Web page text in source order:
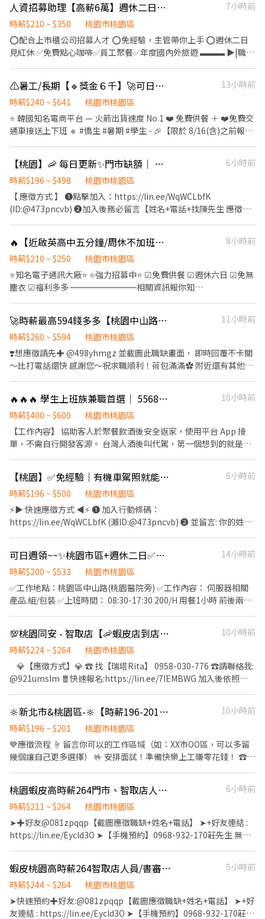
隊，一起賺錢！
5000 ✔️ 免費機車位⇒通勤無憂 免煩惱～ ⋯⋯⋯⋯⋯⋯⋯【職缺內
容】⋯⋯⋯⋯⋯⋯⋯⋯ ☆電子產品加工製造廠☆ 【工作地點】桃園
市桃園區興華路(近龜山工業區) 【工作內容】電子產品加工組包
裝、操機、品管、流動線 【休假制度】週休二日 ⋯⋯⋯【上班時
段】⋯⋯⋯ 早班 ▶️ 08:00-17:00 月約⇒$35,000起~加班可達45k
(依部門規定) •┈┈┈┈┈┈୨୧┈┈┈┈┈┈• 【薪資發放】每月5
號 ⋯⋯⋯⋯⋯⋯⋯【福利制度】⋯⋯⋯⋯⋯⋯⋯⋯ ✅享勞保、健
⋯⋯⋯⋯⋯⋯⋯【立即了解】⋯⋯⋯⋯⋯⋯⋯⋯ 免收仲介費❌不抽
成薪資❌立即預約面試✅️ ✉︎詢問工作➕官方ʟɪɴᴇ好友【@866vpthy】
(記得加@ 找賴’s) 也可點選網址快速加入
⇒https://lin.ee/Q2q32nRH ～加入後務必傳個貼圖 我才能看到喔
人資招募助理【高薪6萬】週休二日✔️獎金領不完✔️國內外旅遊✔️提供免費點心
7小時前
時薪$210 ~ $350
桃園市桃園區
⭕️配合上市櫃公司招募人才 ⭕️免經驗，主管帶你上手 ⭕️週休二日
見紅休 ✅免費點心咖啡✅員工聚餐✅年度國內外旅遊 ▬▬▬ ▶|職缺
假制度：週休二日(休六、日) ➡️工作內容： (1)招募相關流程(電話
說明職務、安排面試) (2)線上官方網站回覆問題 (3)求職平台刊登職
缺上架 (4)員工問題處理/關係維護 (5)每月招募績效達成 (6)主管交
代事項處理 ✔️薪資待遇:➞時薪$210 起薪$36,960～ ✔️過培訓期起薪
禮金、三節禮品(金)、績效/報到獎金等 ✅勞健保、勞退、年終獎
金、年度特休 ▬▬▬ ▶｜快速應徵｜◀ ▬▬▬ 【加好友報名】
https://lin.ee/nsf2q2B 【請留下姓名✚電話✚職缺截圖】 【或電
洽☎】0955028592 周’s 諮詢
⚠️暑工/長期【🔹獎金６千】🚀可日領１５００🎁時薪260🍗免費供餐🚗免費交通車
13小時前
時薪$240 ~ $641
桃園市桃園區
⭐ 韓國知名電商平台 — 火箭出貨速度 No.1 ❤️‍ 免費供餐 ＋ ❤️‍免費交
通車接送上下班 🔹 #僑生 #暑期 #學生 - 🎉【限於 8/16(含)之前報
領薪超靈活 💵 日領 💵 週領 - 🕒 上班時間 / 薪資 【日班0800-
1700】(8H) ➡️$210/H 月收43,760~61,000 【晚班1800-0300】
(8H) ➡️$240/H 月收49,040~67,000 - 🎁 TAO5晚班時薪+20元⚠️時
薪260$ 🎁 TAO5晚班再領最高 $6,000 - 🚗免費交通車（大桃園 / 新
竹 / 大台北） 🔺桃園/中壢/內壢/平鎮/龍潭 🔺八德/楊梅/大溪/新屋/
選 TAO1：桃園大園區建國路(近機場) TAO3：桃園大園區中山南路
(近大園市區) TAO5：觀音區寶倉街（桃科） ✔️ 5倉晚班專案津貼最
高 $6,000 TAO17：大園區開和路 - ✔️免費交通車路線圖 ✔️按下一步
https://reurl.cc/rErN4Z - 📦 工作內容 ⭕ 韓國電商網拍包裝（上架
/ 盤點 / 撿貨） ⭕ 休假：每月排休 8 天 - 🎁 超多福利 ✅ 免經驗可，
高錄取率 ✅ 可立即上工 ✅ 工作簡單易上手 ✅ 可日領 / 週領 ✅ 員工
餐廳 ✅ 免費機車停車位 ✅ 三節禮金或禮品 ✅ 勞保、健保、勞退
免加班 OK、有加班機會 - 📌 應徵資訊 🧡 截圖此文並提供：姓名 /
電話 / 生日 / 最高學歷 🧡 快速應徵 👉 https://lin.ee/9v2okLQ
【桃園】🦐 每日更新✨門市缺額｜ 蝦皮智取/門市🔎 自選門店⚡快速報到
6小時前
時薪$196 ~ $498
桃園市桃園區
【 應徵方式 】 ❶點擊加入：https://lin.ee/WqWCLbfK
(ID:@473pncvb) ❷加入後務必留言【姓名+電話+找陳先生 應徵桃
$204-259/hr+(晚班獎金 20 /夜班獎金 40) ✦工作內容-不需顧客服
務 1.包裹搬運、理貨(搬物流箱10~15公斤不等) 2.維持門市作業區環
境、清潔 3.配合單日跑點(1~5間門市) 🔔需自備機車、駕照 ✦工作時
間 (日排2~5hr依實際情況而定) ⭕缺額門市、班別如下方⭕ 固定早
---------------- 【✅有人店(一般門市)✅】 ✦工作薪資 $196-241/hr
✦工作內容- (提供完整教育訓練及店面實習) 1.負責包裹收寄、搬
運、盤點、理貨等 2.門市相關作業 3.可配合調店、支援佳(兼職可不
調店) ✦工作時間 ⭕缺額門市、班別如下方⭕ 固定早班 10:30-
17:30 (平日4-6H/假日6-8H) 固定晚班❶16:15-22:45 ❷18:45-
22:45（一週至少2天16:15起班） ✦排班方式 含假日周排班3-5天班
----------------------------- ▶工作地點 (可自選門店) 缺額如下 ⚡大
智取店 大園區華興路14號1樓(缺晚) ⚡大園致遠 - 智取店 大園區致遠
一路30號1樓(缺晚) ⚡大園環區西 - 智取店 大園區環區西路571號1樓
(缺夜) ⚡大溪民權 - 智取店 大溪區民權東路162號1樓(缺早、晚、
夜、假日早、假日晚) ⚡中壢央大 - 智取店 中壢區民族路三段396號1
樓(缺早) ⚡中壢中原 - 智取店 中壢區中北路40號1樓(缺假日晚) ⚡中
壢青商 - 智取店 中壢區青商路63號1樓(缺早、晚、假日早、假日晚)
⚡中壢興國 - 智取店 中壢區元化路二段80號1樓(缺早、晚、假日晚)
⚡中壢後寮 - 智取店 中壢區後寮一路323號1樓(缺早) ⚡中壢復強 - 智
取店 中壢區復華街191號與193號1樓(缺早、晚) ⚡中壢中正 - 智取店
252號1樓(缺晚、夜) ⚡中壢元化 - 智取店 中壢區元化路103號1樓(缺
早、晚) ⚡中壢華美 - 智取店 中壢區華美三路357號1樓(缺早、晚) ⚡
平鎮南豐 - 智取店 平鎮區南豐路194號1樓(缺早、晚、假日早、假日
晚) ⚡平鎮廣德 - 智取店 平鎮區廣德街238巷24號1樓(缺早、晚、假
日早、假日晚) ⚡平鎮龍南 - 智取店 平鎮區龍南路150之1號1樓(缺
早、晚、夜) ⚡平鎮文心 - 智取店 平鎮區文心路112號1樓(缺早、
晚、夜、假日早、假日晚) ⚡平鎮延平 - 智取店 平鎮區延平路二段26
號1樓(缺早、晚、夜、假日早、假日晚) ⚡平鎮新富 - 智取店 平鎮區
新富二街50號1樓(缺早、晚、假日早、假日晚) ⚡桃園守法 - 智取店
桃園區守法路21號1樓(缺午、晚) ⚡桃園民安 - 智取店 桃園區民安路
124號1樓(缺早、晚) ⚡桃園大業 - 智取店 桃園區大業路一段400號1
樓(缺早、晚、假日早、假日晚) ⚡桃園龍城 - 智取店 桃園區龍城二街
56號1樓(缺早、晚) ⚡桃園朝陽 - 智取店 桃園區朝陽街3號1樓(缺早)
⚡桃園桃鶯 - 智取店 桃園區桃鶯路125號1樓(缺早) ⚡桃園同安 - 智取
店 桃園區同安街336巷77號1樓(缺早、晚、假日早、假日晚) ⚡桃園
寶慶 - 智取店 桃園區寶慶路296號1樓(缺早、晚、假日早、假日晚)
⚡桃園春日 - 智取店 桃園區春日路1171號1樓(缺早、假日早、假日
街13號1樓(缺夜) ⚡桃園正康 - 智取店 桃園區正康一街216號1樓(缺
夜) ⚡新屋永安 - 智取店 新屋區中山西路三段65號1樓(缺早) ⚡新屋中
華 - 智取店 新屋區中華路225號1樓(缺早、夜) ⚡楊梅成功 - 智取店
楊梅區成功路19號1樓(缺早、晚、夜、假日早、假日晚) ⚡楊梅中山
- 智取店 楊梅區中山路152號1樓(缺早、晚、假日早、假日晚) ⚡楊梅
晚) ⚡楊梅楊新 - 智取店 楊梅區楊新北路269-5號1樓(缺早、晚、
夜、假日早、假日晚) ⚡龜山萬壽三 - 智取店 龜山區萬壽路一段231
⚡龜山長慶 - 智取店 龜山區長慶三街40號(缺早、晚、假日早、假日
🔥【近啟英高中五分鐘/周休不加班近37K】知名外商廠🔥免經驗｜免無塵衣｜週休六日｜冷氣廠房｜供餐吃飽飽 #LL-186
8小時前
時薪$210 ~ $250
桃園市桃園區
⭐知名電子通訊大廠⭐ ⭐強力招募中⭐ ☑免費供餐 ☑週休六日 ☑免無
塵衣 ☑福利多多 ════════相關資訊報你知
中心附近) ▶ 上班時間：(需配合加班) 日班: 08:30~17:30 夜班:
20:30~05:30 (需先在日班受訓約一個月) ▶ 休息時間:一小時 ▶ 薪
資： 日班約 37-50K 夜班約 45-54K ▶ 休假：周休六日 (周一~六需
配合加班每月46H內) ㊙供餐:免費供餐 ㊙免經驗可 錄取率高 ⭐⭐任職
------------ ❤找Lynn面試快速又方便，加入好友立馬預約❤
═══════════════════════════ 歡迎
加聯繫~ 請輸入: @084hirvg 點此連結可直接加入
https://lin.ee/m2DtYDy 02-66042828 找琳恩 截圖+【姓名電話】
→優先安排
🚀時薪最高594錢多多【桃園中山路】無經驗可 周休二日⭐日班夜班小夜班/免費供餐
11小時前
時薪$260 ~ $594
桃園市桃園區
❣️想應徵請先✚ @498yhmgz 並截圖此職缺畫面， 即時回覆不卡關
～比打電話還快 感謝您～祝求職順利！荷包滿滿✿ 附近還有其他職
餐加班2.5H就有 🕗 班別與薪資 🔸日班 08:30–17:30 🔸時薪
200+工作津貼20 = 220/H 配合加班時薪最高可達 $554！ 加班機會
超多～想衝高薪、想賺錢的快來！ 👉 可日領 1,700/週領 8,500
（若有剩餘薪資統一發薪日領） 🌙夜班 20:30–05:30 （免日訓）
10,000 （若有剩餘薪資統一發薪日領） 📅 休假制度 每天固定加
班約 2.5H｜週六常態加班 📍 工作地點 桃園市桃園區中山路13xx
式： 日班： 1.34 = 268 +20/H 1.67 = 334 +20/H 2.67 = 534 +20/H
2.00 = 400 +20/H 夜班： 1.34 = 268 +60/H 1.67 = 334 +60/H 2.67 =
534 +60/H 2.00 = 400 +60/H #週休二日 #日領 #週領 ✅無經驗可 ---
--------------------------------------------------- *插播附近職缺
1800元 (若有剩餘薪資統一發薪日領) ❇️工作地點：桃園市龜山區建
國東路XX號 ✴️工作時間： 庫房：日08:00~19:20、小夜班
18:00~22:00 操機：日08:00~20:00，夜20:00~08:00。 ❇️休息時
間：依各單位不同，有上下間休跟午餐時間（歡迎詢問） ✴️休假制
度：週休二日、排休 ⭐️薪資結構：日班210/H 、小夜班225/H、夜班
240/H ( 加班費依勞基法計算 ) ❤️職缺內容： ✔️隱眼"庫房"技術員：
(~12/31 只缺日班) 1.產品包裝、撿貨、備貨。不需穿無塵衣。 2.
其他主管交辦事項。 ✔️隱眼"操機"技術員：(長期 日夜都缺) 1.自動
化生產操作、生產報表紀錄與6S日常紀錄、需著全套無塵衣。 2.產
位置/汽車目前額滿 ) ✅提供團膳/快餐（人員需負擔約25-55元 剩餘
公司補助 每月月結刷卡） ✅提供配合指定銀行即可免薪轉手續費 ●
應徵方式：線上履歷即可 ＊免費洽詢＊ ☎️： 鄭小姐，@498yhmgz
直接加截圖詢問最快 -----------------------------------------------
------- *插播附近職缺 蘆竹｜超簡單組包裝｜免費供餐+停車場｜無
經驗可 💡 冷氣房 💡 工作簡單好上手 💡 無經驗可 💡 免費供餐 💡 免
費汽機車停車場 🕗 班別與薪資 🔸早班｜08:30~17:30｜$200/H ▸ 中
午用餐1H（免費供餐） 📅 休假制度 週休六日見紅休 📍 工作地點 桃
園市蘆竹區長興路二段ＸＸ號 💼 工作內容超簡單 塑膠修毛邊、擦拭
零件組裝、生產包裝作業 -------------------------------------------
----------- *插播附近職缺 ＼龜山區頂湖塑膠製造大廠／ ⭕天天領
薪：日領1500元 ( 若有剩餘薪資統一再發薪日發 ) 🚩工作地點：桃
園市龜山區頂湖二街XX號 ⏰工作時間：08:20~17:00 💦休息時間：
10:00~15:00間休10分、午休30分 💰️薪資結構：205/H 📢主要產
品：塑膠製品製造 📢職缺內容：（久坐居多） ▲組裝.貼膜.灌膠~作
業區產品目檢、排盤、剪料骨等作業。 產線產品目檢、剪料骨、顧
機台埋射等作業。 產品組裝及包裝~填寫產能表單。 ⚠️需可接受
🔥🔥🔥 學生上班族兼職首選｜ 55688代駕-桃園
10小時前
時薪$400 ~ $600
桃園市桃園區
【工作內容】 協助客人於聚餐飲酒後安全返家，使用平台 App 接
單，不需自行開發客源。 台灣人酒後叫代駕，第一個想到的就是
【收入待遇】 ・每趟平均收入 NT$850，時薪換算 $400 起跳，高峰
期可達 $500以上 ・今年度兼職月收 3萬以上夥伴佔近七成!!! ⠀ 【工
作時間】 彈性排班，自由配合個人生活節奏！ ・基本門檻：每週上
線至少 2 天、每天至少 3 小時 ・必上線時段：每週五晚上（把握週
末前夕黃金接單期！） 下班後兼差、假日多跑幾單、退休後維持收
平時有開車習慣，熟悉基本道路駕駛 ・能操作手機 App 與導航軟體
・無需代駕經驗，學生、上班族、退休人士皆可 ・三個月內核發的
━━━━━━━━━━━━━━━━━━ ⠀ 【加入費用】 購買制服
／無任何開通費、入會費、月費 ⠀ 【加入流程】 ① 參加說明會（含
面試與資料繳交，文件申請中者可先來） ② 實習培訓與考核 ③ 購
買制服、辦理入隊，最快當晚上線 中秋連假將至，年底尾牙、春酒
━━━━━━━━━━━━━━━━━━ ⠀ 【說明會場次/須先報
名】 📌 白天固定場次｜每週四 14:00–16:00 ・桃園市中壢區培英
路169號(台灣大車隊-桃園分公司) ⠀ 📌 晚上固定場次｜每週三
19:00–21:00 ・新北市三重區重新路五段609巷10號8樓之3 (湯城園
區) ━━━━━━━━━━━━━━━━━━ 💬 想了解更多細節？
加官方帳號，小編線上為你解答 👉 https://lin.ee/WrEcMQq 📝官
網資訊 👉 https://www.55688dd.net
【桃園】✅免經驗｜有機車駕照就能做🛵穩定排班💰收入自己決定
6小時前
時薪$196 ~ $500
桃園市桃園區
⚡▶ 快速應徵方式 ◀⚡ ❶ 加入行動條碼：
https://lin.ee/WqWCLbfK (瀨ID:@473pncvb) ❷ 並留言: 你的姓名
計酬 多勞多得 實際依個人狀況為準 🥉隨便送的 4～6萬 🥈乖乖送的
6～8 萬 🥇努力送的 8～18萬 𖥔𖥔𖥔工作內容𖥔𖥔𖥔 ✅依系統指派進行
配送 ✅路線清楚、操作簡單，新手可上手 ✅熟悉後配送速度快、收
入更穩定 𖥔𖥔𖥔工作時段 / 排班方式𖥔𖥔𖥔 ⚡配送時間 08:00-17:00 ⚡
一週可配合 5 天（含）以上 (假日可配合佳) ⚡公司提供三輪機車
可日週領~~✨桃園市區+週休二日✅⭐伺服器外殼組裝 ⭕可日領⭐快速安排⭕
14小時前
時薪$200 ~ $533
桃園市桃園區
✅工作地點：桃園區中山路(桃園醫院旁) ✅工作內容： 伺服器相關
產品.組/包裝 ✅上班時間： 08:30-17:30 200/H 用餐1小時 前後兩段
📩名額有限，歡迎截圖私訊報名 ❤️職缺有限，快速應徵請加我立馬
安排❤️ 賴 I D : @342hxecx (要加@喔!!!) 優質-洪小姐 方便讓我為你
馬上安排唷🌸
💯桃園同安 - 智取店【🦐蝦皮店到店_智取店_門市人員】高時薪💖優質小夥伴💖TT
10小時前
時薪$224 ~ $264
桃園市桃園區
💎【應徵方式】💎 ☎️ 找【瑞塔Rita】 0958-030-776 ☎️請聯絡我:
@921umslm 🧧快速報名:https://lin.ee/7IEMBWG 加入後依照指
外詢問~ ▶早班：
07:00~12:00/07:30~12:30/08:00~13:00/08:30~13:30(彈性排班) ▶
午班：15:00~19:00 ▶晚班：
17:30~21:30/18:00~22:00/18:30~22:30 【晚班津貼另加 $20/H) ▶
17:30-18:30之間到班 , 2-6小時 ⚠(智取店需有機車) ----------------
------------------------------------------------ ▶夜班時段：23:30
圍：工作型態為每日跑點約3–10家門市，跑點距離約16km內。 ---
--------------------------------------------------
✨✨✨✨✨✨✨✨✨✨✨✨✨✨✨✨✨✨✨✨✨✨ 📍 智取店 薪資待遇: 智
取店薪資為$196+20區域津貼+8交通津貼=$224 應徵晚班時段每小
時多20晚班津貼 應徵夜班時段每小時多40晚班津貼
✨✨✨✨✨✨✨✨✨✨✨✨✨✨✨✨✨✨✨✨✨✨ 📍 工作內容：門市營
運、維護 / 包裹收寄、搬運、盤點、理貨 / 商品銷售、上架排面、進
貨、補貨 / 環境整潔、門市支援/顧客接待、收銀結帳 / 📍休假制度-
🔆新北市&桃園區-🔆【時薪196-201】徵加油員✅錄取率高✅免經驗✅工作簡單
10小時前
時薪$196 ~ $201
桃園市桃園區
💙應徵流程 ☝️ 留言你可以的工作區域（如：XX市OO區，可以多留
幾個讓自己更多選擇） 🤟 安排面試！準備快樂上工賺零花錢！ ☎️
https://lin.ee/7IEMBWG 4️⃣留言「姓名＋電話＋截圖職缺」就能聯
繫上～ 別害羞❌別害怕❌找工作聯繫我⭕
➖➖➖➖➖➖➖➖➖➖➖➖➖➖➖➖ ✨【工作地點】✨ ✦桃園經國路站-桃
園市桃園區經國路 ✦ 平鎮站-桃園市平鎮區金陵路五段 ✦中興站-桃
園市平鎮區中興路平鎮段 ✦八德站-桃園市八德區廣福路 【新北區】
北海路二段 ▼ 工作重點▼ ⚡顧客汽機車協助加油 ⚡銷售售副產品(如
油精或其他車用品-無業績壓力) ⚡輪流支援汽車洗車(洗車服務) ▼
⏰中班長期工讀：14~18、15~19時段 ⏰晚班長期工讀：(17或18時
桃園蝦皮高時薪264門市、智取店人員/書審/無經驗可/學生可-KO
6小時前
時薪$211 ~ $264
桃園市桃園區
➤✚好友@081zpqqp【截圖應徵職缺+姓名+電話】 ➤+好友連結 :
https://lin.ee/Eycld3O ➤【手機預約】0968-932-170莊先生 無經
人員薪資待遇 : 全-月30000元起 / 兼職-時211元 ✈ 無人智取店人員
薪資待遇 : 兼職-(早、午、全天班)時:224元、晚班時:244(含晚班獎
金20/H)、夜班時:264(含夜班獎金40/H) ✈ 休假福利 : 排休制 門市人
員工作內容如下： 1. 協助區經理執行門市營運、維護 2. 負責包裹收
蝦皮桃園高時薪264智取店人員/書審免二試/無經驗可/學生兼職可-KO
5小時前
時薪$244 ~ $264
桃園市桃園區
➤快速預約✚好友:@081zpqqp【截圖應徵職缺+姓名+電話】 ➤+好
友連結 : https://lin.ee/Eycld3O ➤【手機預約】0968-932-170莊先